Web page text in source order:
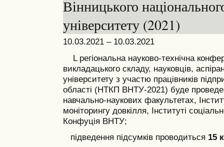
Вінницького
університету (2021)
10.03.2021 – 10.03.2021
L регіональна науково-технічна
викладацького складу, науковців,
університету з участю працівників
області (НТКП ВНТУ-2021) буде
навчально-наукових факультетах,
моніторингу довкілля, Інституті
Конфуція ВНТУ;
підведення підсумків проводиться 15